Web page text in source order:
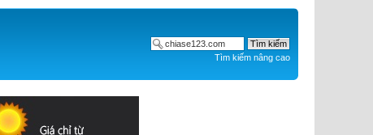
Tìm kiếm nâng cao